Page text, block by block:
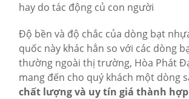
hay do tác động củ con người
Độ bền và độ chắc của dòng bạt
quốc này khác hẳn so với các dòng
thường ngoài thị trường, Hòa Phát
mang đến cho quý khách một dòng
chất lượng và uy tín giá thành